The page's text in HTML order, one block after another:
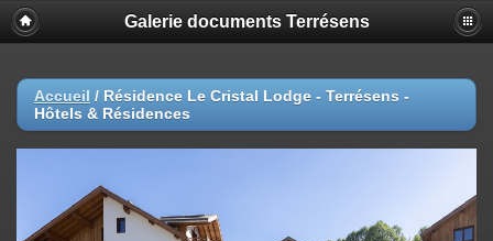
Galerie documents Terrésens
Accueil / Résidence Le Cristal Lodge - Terrésens -
Hôtels & Résidences